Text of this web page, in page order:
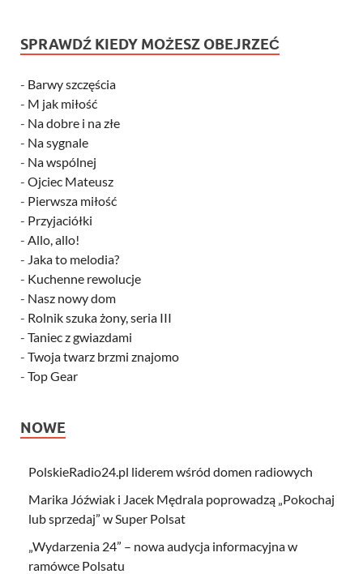
SPRAWDŹ KIEDY MOŻESZ OBEJRZEĆ
- Barwy szczęścia
- M jak miłość
- Na dobre i na złe
- Na sygnale
- Na wspólnej
- Ojciec Mateusz
- Pierwsza miłość
- Przyjaciółki
- Allo, allo!
- Jaka to melodia?
- Kuchenne rewolucje
- Nasz nowy dom
- Rolnik szuka żony, seria III
- Taniec z gwiazdami
- Twoja twarz brzmi znajomo
- Top Gear
NOWE
PolskieRadio24.pl liderem wśród domen radiowych
Marika Jóźwiak i Jacek Mędrala poprowadzą „Pokochaj
lub sprzedaj” w Super Polsat
„Wydarzenia 24” – nowa audycja informacyjna w
ramówce Polsatu